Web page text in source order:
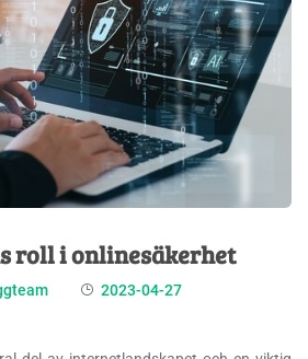
roll i onlinesäkerhet
2023-04-27